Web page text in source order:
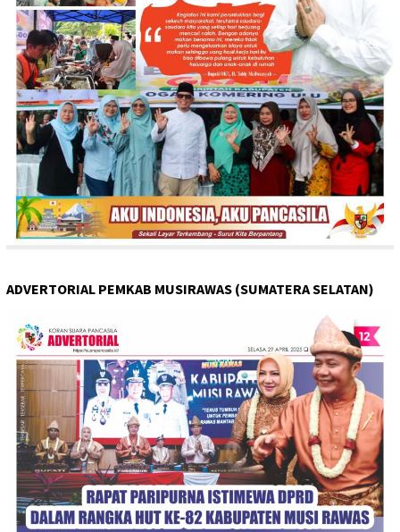
ADVERTORIAL PEMKAB MUSIRAWAS (SUMATERA SELATAN)